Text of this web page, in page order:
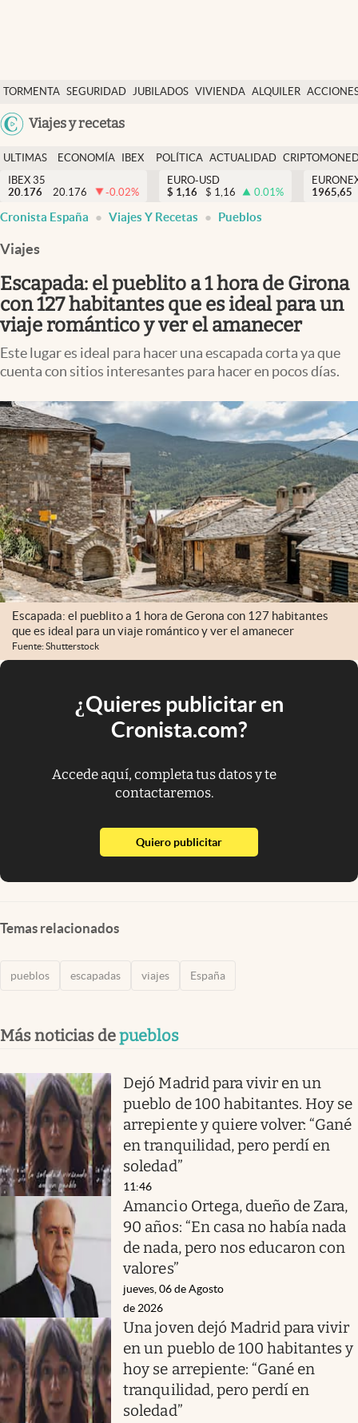
TORMENTA SEGURIDAD JUBILADOS VIVIENDA ALQUILER
USA
Viajes y recetas
Economía y finanzas
Política
Actualidad
Criptomonedas
España
ULTIMAS
NOTICIAS
ECONOMÍA
FINANZAS
IBEX
EURO
POLÍTICA ACTUALIDAD
IBEX 35
20.176
20.176 -0.02%
EURO-USD
$ 1,16 $ 1,16 0.01%
1965,65
Cronista España Viajes Y Recetas Pueblos
Viajes
Escapada: el pueblito a 1 hora de Girona
con 127 habitantes que es ideal para un
viaje romántico y ver el amanecer
Este lugar es ideal para hacer una escapada corta ya que
cuenta con sitios interesantes para hacer en pocos días.
Escapada: el pueblito a 1 hora de Gerona con 127 habitantes
que es ideal para un viaje romántico y ver el amanecer
Fuente: Shutterstock
¿Quieres publicitar en
Cronista.com?
Accede aquí, completa tus datos y te
contactaremos.
Quiero publicitarabre en nueva pestaña
Temas relacionados
pueblos escapadas viajes España
Más noticias depueblos
Dejó Madrid para vivir en un
pueblo de 100 habitantes. Hoy se
arrepiente y quiere volver: “Gané
en tranquilidad, pero perdí en
soledad”
11:46
Amancio Ortega, dueño de Zara,
90 años: “En casa no había nada
de nada, pero nos educaron con
valores”
jueves, 06 de Agosto
de 2026
Una joven dejó Madrid para vivir
en un pueblo de 100 habitantes y
hoy se arrepiente: “Gané en
tranquilidad, pero perdí en
soledad”